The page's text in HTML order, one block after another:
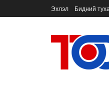
Эхлэл Бидний